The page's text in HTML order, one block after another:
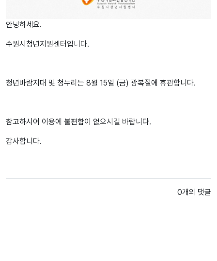
안녕하세요.
수원시청년지원센터입니다.
청년바람지대 및 청누리는 8월 15일 (금) 광복절에 휴관합니다.
참고하시어 이용에 불편함이 없으시길 바랍니다.
감사합니다.
0개의 댓글